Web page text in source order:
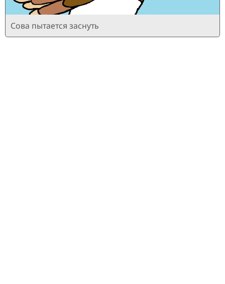
Сова пытается заснуть